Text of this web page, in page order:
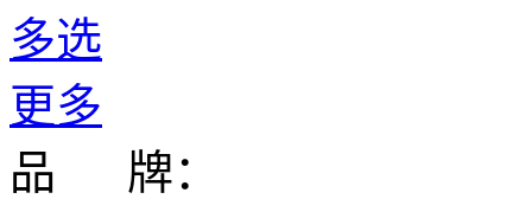
多选
更多
品 牌：